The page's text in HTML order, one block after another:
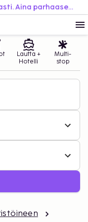
Varaa helposti. Matkusta joustavasti. Aina parhaaseen hintaan.
Lautta +
Hotelli
Multi-
stop